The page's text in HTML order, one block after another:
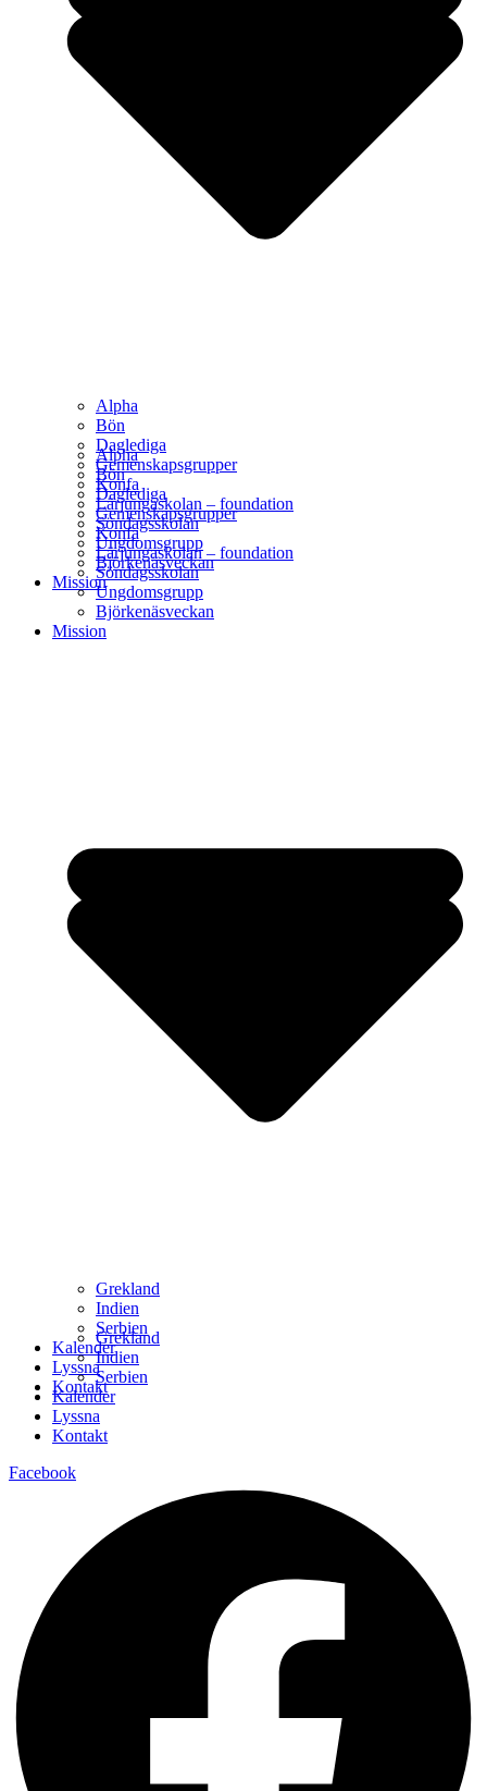
Alpha
Bön
Daglediga
Gemenskapsgrupper
Konfa
Lärjungaskolan – foundation
Söndagsskolan
Ungdomsgrupp
Björkenäsveckan
Mission
Grekland
Indien
Serbien
Kalender
Lyssna
Kontakt
Alpha
Bön
Daglediga
Gemenskapsgrupper
Konfa
Lärjungaskolan – foundation
Söndagsskolan
Ungdomsgrupp
Björkenäsveckan
Mission
Grekland
Indien
Serbien
Kalender
Lyssna
Kontakt
Facebook